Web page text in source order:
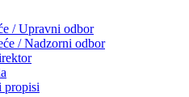
/ Upravni odbor
/ Nadzorni odbor
propisi